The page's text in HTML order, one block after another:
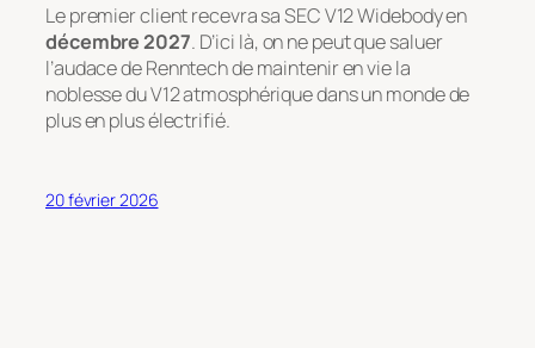
Le premier client recevra sa SEC V12 Widebody en
décembre 2027. D’ici là, on ne peut que saluer
l’audace de Renntech de maintenir en vie la
noblesse du V12 atmosphérique dans un monde de
plus en plus électrifié.
20 février 2026